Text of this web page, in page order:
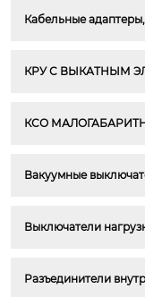
Кабельные
КРУ С ВЫКАТНЫМ
КСО
Вакуумные
Выключатели
Разъединители